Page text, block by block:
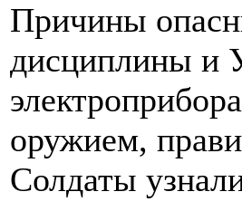
Причины
дисциплины и
оружием,
Солдаты